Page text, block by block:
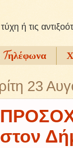
ή τις
23
στον